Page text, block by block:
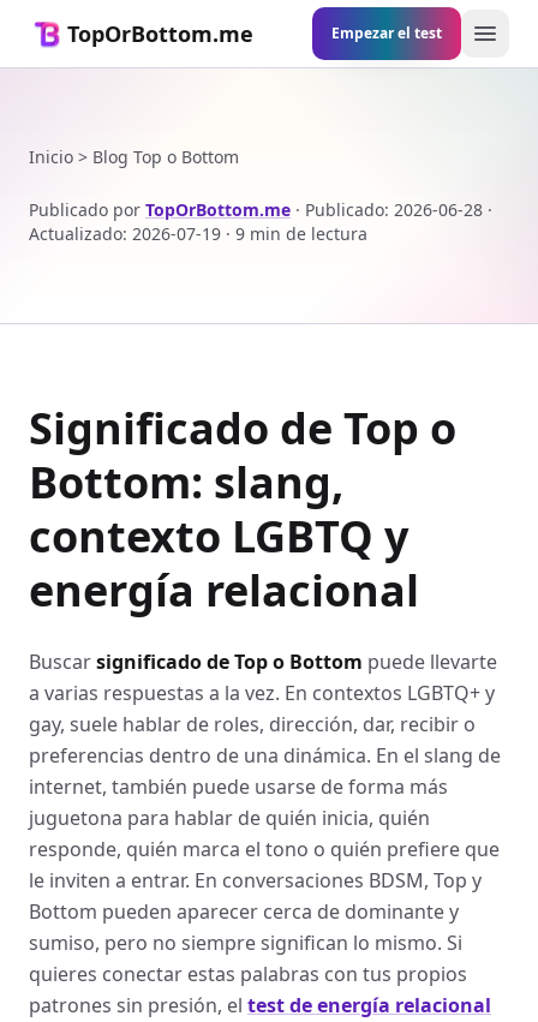
TopOrBottom.me Empezar el test Abrir
Inicio > Blog Top o Bottom
Publicado por TopOrBottom.me · Publicado: 2026-06-28 ·
Actualizado: 2026-07-19 · 9 min de lectura
Significado de Top o
Bottom: slang,
contexto LGBTQ y
energía relacional
Buscarsignificado de Top o Bottom puede llevarte
a varias respuestas a la vez. En contextos LGBTQ+ y
gay, suele hablar de roles, dirección, dar, recibir o
preferencias dentro de una dinámica. En el slang de
internet, también puede usarse de forma más
juguetona para hablar de quién inicia, quién
responde, quién marca el tono o quién prefiere que
le inviten a entrar. En conversaciones BDSM, Top y
Bottom pueden aparecer cerca de dominante y
sumiso, pero no siempre significan lo mismo. Si
quieres conectar estas palabras con tus propios
patrones sin presión, el test de energía relacional